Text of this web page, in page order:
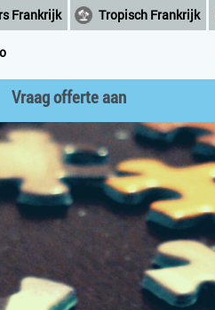
Frankrijk Tropisch Frankrijk
Vraag offerte aan